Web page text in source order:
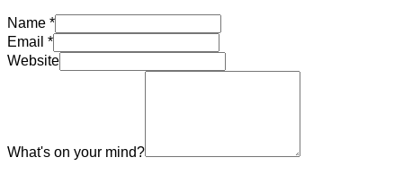
Name *
Email *
Website
What's on your mind?